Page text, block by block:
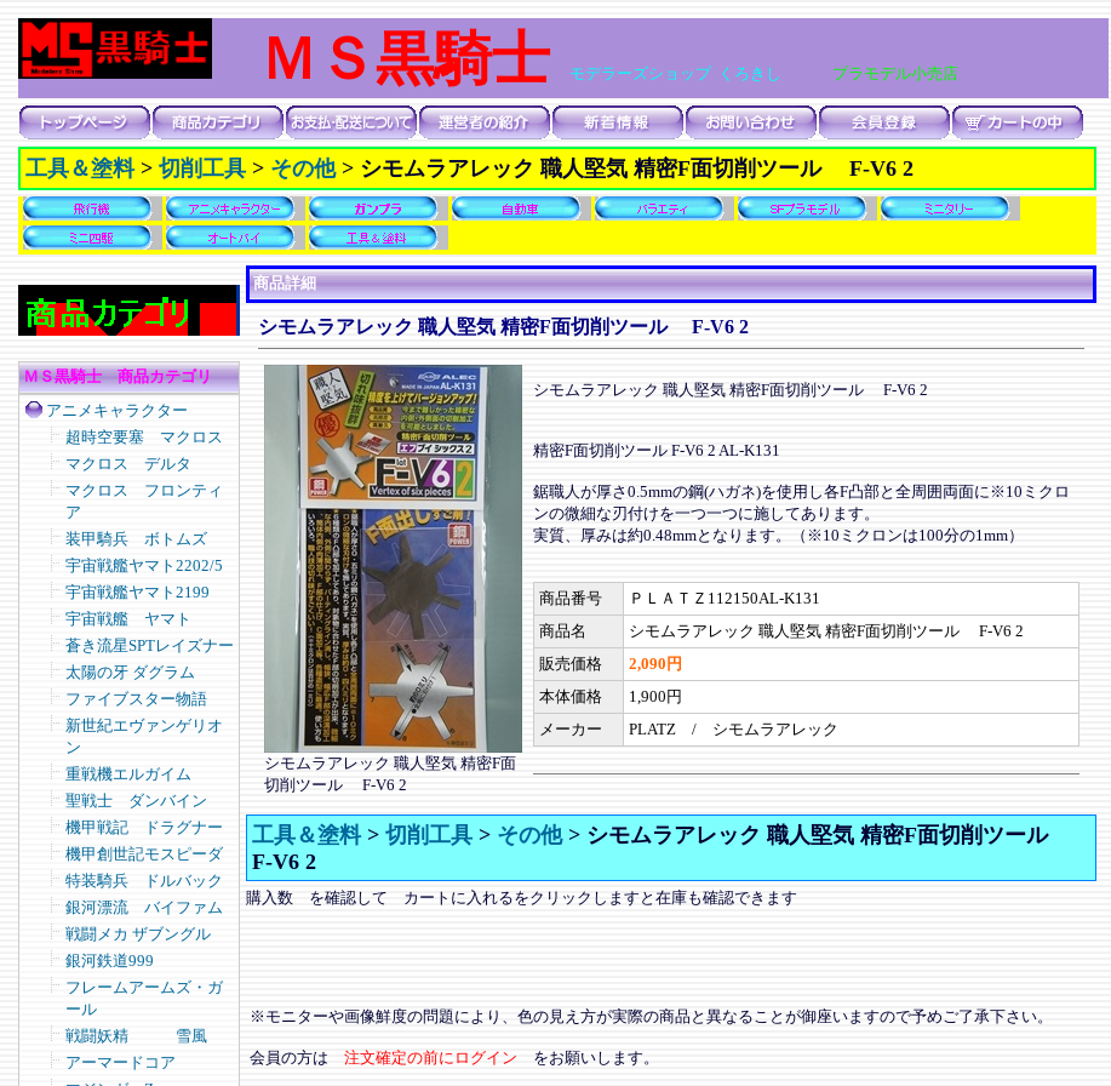
ＭＳ黒騎士 モデラーズショップ くろきし プラモデル小売店
工具＆塗料> 切削工具 > その他> シモムラアレック 職人堅気 精密F面切削ツール F-V6 2
ＭＳ黒騎士 商品カテゴリ
アニメキャラクター
超時空要塞 マクロス
マクロス デルタ
マクロス フロンティ
ア
装甲騎兵 ボトムズ
宇宙戦艦ヤマト2202/5
宇宙戦艦ヤマト2199
宇宙戦艦 ヤマト
蒼き流星SPTレイズナー
太陽の牙 ダグラム
ファイブスター物語
新世紀エヴァンゲリオ
ン
重戦機エルガイム
聖戦士 ダンバイン
機甲戦記 ドラグナー
機甲創世記モスピーダ
特装騎兵 ドルバック
銀河漂流 バイファム
戦闘メカ ザブングル
銀河鉄道999
フレームアームズ・ガ
ール
戦闘妖精 雪風
アーマードコア
商品詳細
シモムラアレック 職人堅気 精密F面切削ツール F-V6 2
シモムラアレック 職人堅気 精密F面
切削ツール F-V6 2
シモムラアレック 職人堅気 精密F面切削ツール F-V6 2
精密F面切削ツール F-V6 2 AL-K131
鋸職人が厚さ0.5mmの鋼(ハガネ)を使用し各F凸部と全周囲両面に※10ミクロ
ンの微細な刃付けを一つ一つに施してあります。
実質、厚みは約0.48mmとなります。（※10ミクロンは100分の1mm）
商品番号
ＰＬＡＴＺ112150AL-K131
商品名
シモムラアレック 職人堅気 精密F面切削ツール F-V6 2
販売価格
2,090円
本体価格
1,900円
メーカー
PLATZ / シモムラアレック
工具＆塗料> 切削工具 > その他> シモムラアレック 職人堅気 精密F面切削ツール
F-V6 2
購入数 を確認して カートに入れるをクリックしますと在庫も確認できます
※モニターや画像鮮度の問題により、色の見え方が実際の商品と異なることが御座いますので予めご了承下さい。
会員の方は 注文確定の前にログイン をお願いします。